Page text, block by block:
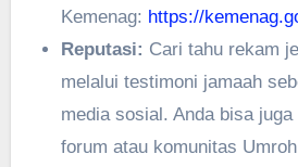
Kemenag: https://
Reputasi: Cari tahu rekam
melalui testimoni jamaah
media sosial. Anda bisa juga
forum atau komunitas